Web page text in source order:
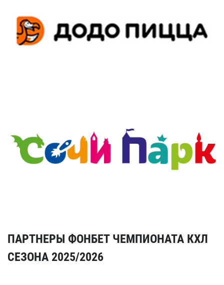
ПАРТНЕРЫ ФОНБЕТ ЧЕМПИОНАТА КХЛ
СЕЗОНА 2025/2026